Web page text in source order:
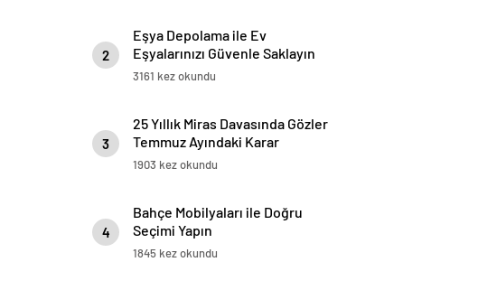
2
Eşya Depolama ile Ev
Eşyalarınızı Güvenle Saklayın
3161 kez okundu
3
25 Yıllık Miras Davasında Gözler
Temmuz Ayındaki Karar
Duruşmasına Çevrildi
1903 kez okundu
4
Bahçe Mobilyaları ile Doğru
Seçimi Yapın
1845 kez okundu